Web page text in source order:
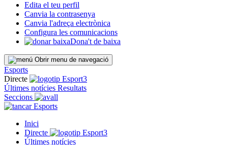
Edita el teu perfil
Canvia la contrasenya
Canvia l'adreça electrònica
Configura les comunicacions
Dona't de baixa
Obrir menu de navegació
Esports
Directe
Últimes notícies Resultats
Seccions
Esports
Inici
Directe
Últimes notícies